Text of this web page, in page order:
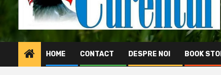
HOME CONTACT DESPRE NOI BOOK